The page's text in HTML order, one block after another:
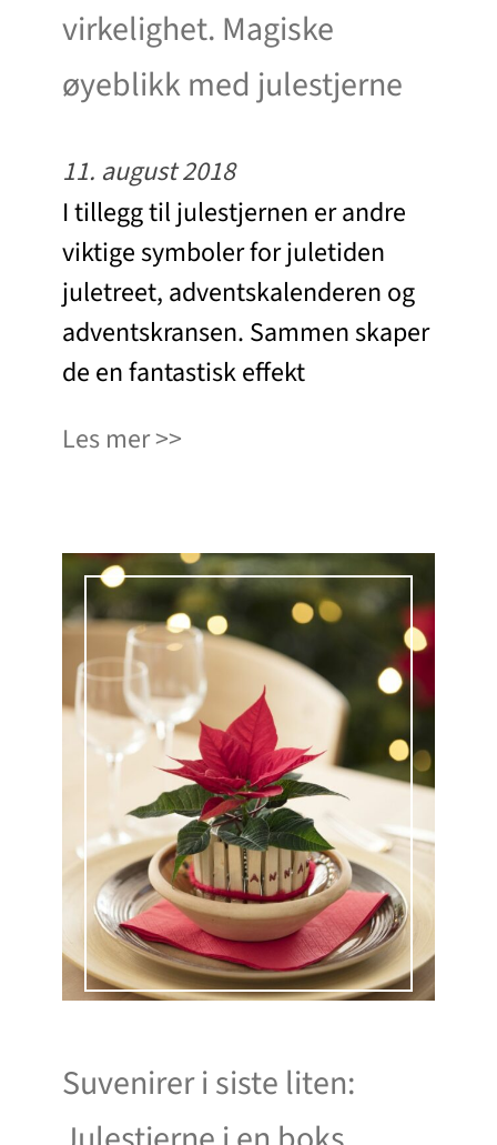
virkelighet. Magiske
øyeblikk med julestjerne
11. august 2018
I tillegg til julestjernen er andre
viktige symboler for juletiden
juletreet, adventskalenderen og
adventskransen. Sammen skaper
de en fantastisk effekt
Les mer
Suvenirer i siste liten: